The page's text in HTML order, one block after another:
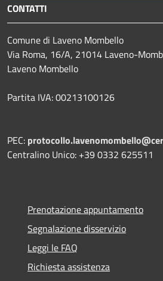
CONTATTI
Comune di Laveno Mombello
Via Roma, 16/A, 21014 Laveno-
Laveno Mombello
Partita IVA: 00213100126
PEC:
Centralino Unico: +39 0332 625511
Prenotazione appuntamento
Segnalazione disservizio
Leggi le FAQ
Richiesta assistenza